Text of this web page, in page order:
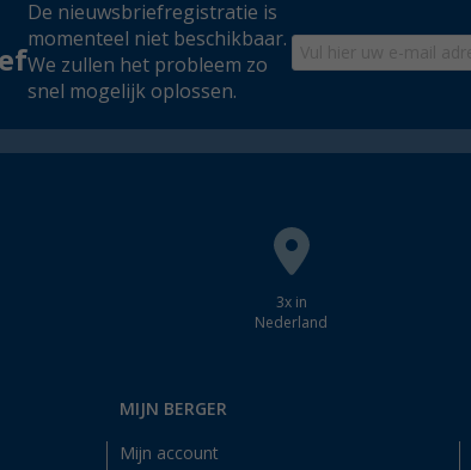
De nieuwsbriefregistratie is
momenteel niet beschikbaar.
We zullen het probleem zo
snel mogelijk oplossen.
3x in
Nederland
MIJN BERGER
Mijn account